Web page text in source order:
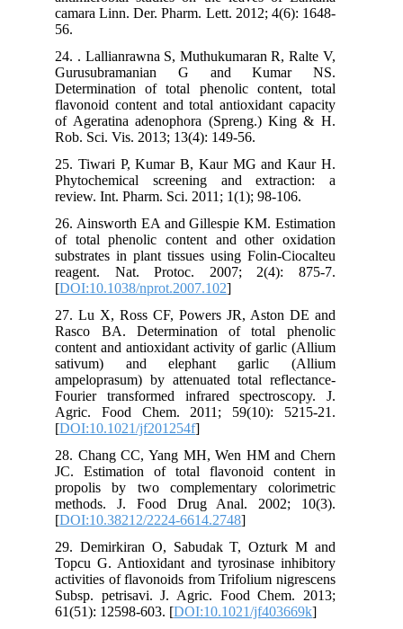
camara Linn. Der. Pharm. Lett. 2012; 4(6): 1648-
24. . Lallianrawna S, Muthukumaran R, Ralte V,
Gurusubramanian G and Kumar NS.
Determination of total phenolic content, total
flavonoid content and total antioxidant capacity
of Ageratina adenophora (Spreng.) King & H.
Rob. Sci. Vis. 2013; 13(4): 149-56.
25. Tiwari P, Kumar B, Kaur MG and Kaur H.
Phytochemical screening and extraction: a
review. Int. Pharm. Sci. 2011; 1(1); 98-106.
26. Ainsworth EA and Gillespie KM. Estimation
of total phenolic content and other oxidation
substrates in plant tissues using Folin-Ciocalteu
reagent. Nat. Protoc. 2007; 2(4): 875-7.
[DOI:10.1038/nprot.2007.102
27. Lu X, Ross CF, Powers JR, Aston DE and
Rasco BA. Determination of total phenolic
content and antioxidant activity of garlic (Allium
sativum) and elephant garlic (Allium
ampeloprasum) by attenuated total reflectance-
Fourier transformed infrared spectroscopy. J.
Agric. Food Chem. 2011; 59(10): 5215-21.
[DOI:10.1021/jf201254f
28. Chang CC, Yang MH, Wen HM and Chern
JC. Estimation of total flavonoid content in
propolis by two complementary colorimetric
methods. J. Food Drug Anal. 2002; 10(3).
[DOI:10.38212/2224-6614.2748
29. Demirkiran O, Sabudak T, Ozturk M and
Topcu G. Antioxidant and tyrosinase inhibitory
activities of flavonoids from Trifolium nigrescens
Subsp. petrisavi. J. Agric. Food Chem. 2013;
61(51): 12598-603. [DOI:10.1021/jf403669k